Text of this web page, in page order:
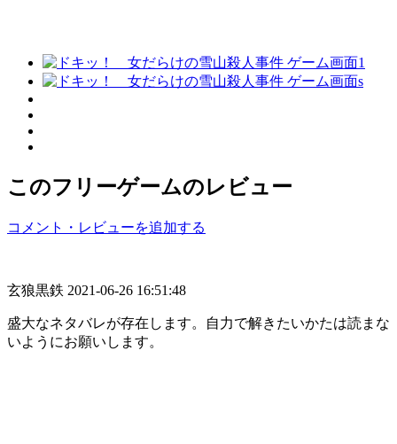
このフリーゲームのレビュー
コメント・レビューを追加する
玄狼黒鉄 2021-06-26 16:51:48
盛大なネタバレが存在します。自力で解きたいかたは読まな
いようにお願いします。